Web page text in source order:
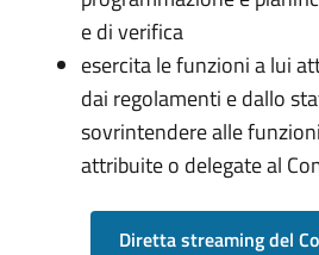
e di verifica
esercita le funzioni a lui
dai regolamenti e dallo
sovrintendere alle
attribuite o delegate al
Diretta streaming del